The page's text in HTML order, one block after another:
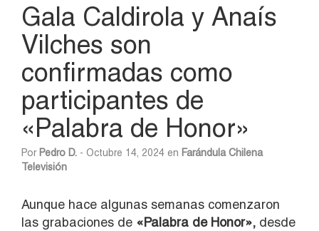
Gala Caldirola y Anaís
Vilches son
confirmadas como
participantes de
«Palabra de Honor»
Por Pedro D. - Octubre 14, 2024 en Farándula Chilena
Televisión
Aunque hace algunas semanas comenzaron
las grabaciones de «Palabra de Honor», desde